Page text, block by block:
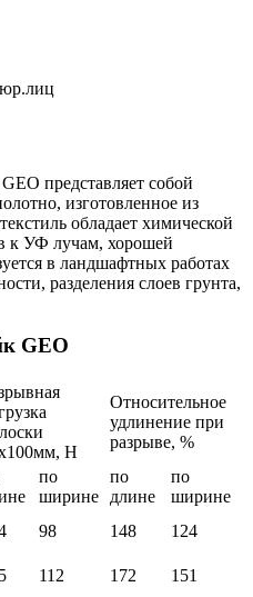
представляет собой
изготовленное из
обладает химической
к УФ лучам, хорошей
в ландшафтных работах
разделения слоев грунта,
GEO
Н
Относительное
удлинение при
разрыве, %
по
ширине
по
длине
по
ширине
98 148
124
112 172
151